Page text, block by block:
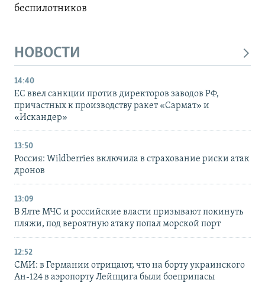
беспилотников
НОВОСТИ
14:40
ЕС ввел санкции против директоров заводов РФ,
причастных к производству ракет «Сармат» и
«Искандер»
13:50
Россия: Wildberries включила в страхование риски атак
дронов
13:09
В Ялте МЧС и российские власти призывают покинуть
пляжи, под вероятную атаку попал морской порт
12:52
СМИ: в Германии отрицают, что на борту украинского
Ан-124 в аэропорту Лейпцига были боеприпасы